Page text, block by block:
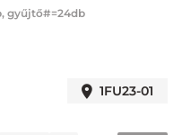
gyűjtő#=24db
1FU23-01